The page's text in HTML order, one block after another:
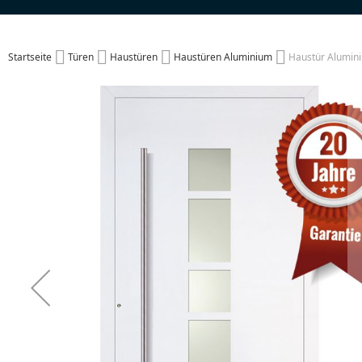
Startseite Türen Haustüren Haustüren Aluminium Haustür